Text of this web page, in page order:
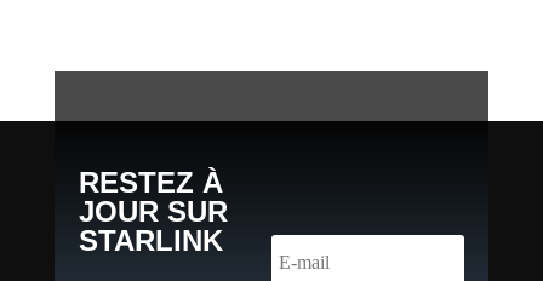
RESTEZ À
JOUR SUR
STARLINK